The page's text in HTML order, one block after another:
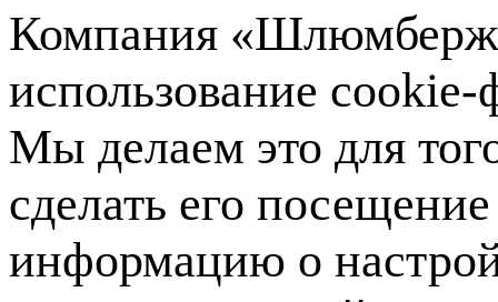
Компания
использование
Мы делаем это для
сделать его
информацию о